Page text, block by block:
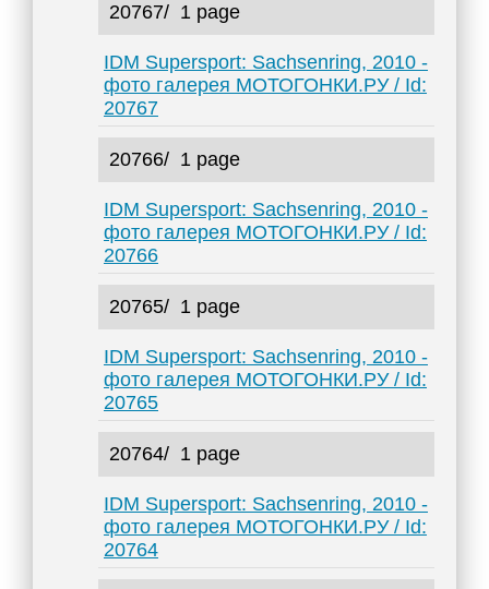
20767/ 1 page
IDM Supersport: Sachsenring, 2010 -
фото галерея МОТОГОНКИ.РУ / Id:
20767
20766/ 1 page
IDM Supersport: Sachsenring, 2010 -
фото галерея МОТОГОНКИ.РУ / Id:
20766
20765/ 1 page
IDM Supersport: Sachsenring, 2010 -
фото галерея МОТОГОНКИ.РУ / Id:
20765
20764/ 1 page
IDM Supersport: Sachsenring, 2010 -
фото галерея МОТОГОНКИ.РУ / Id:
20764